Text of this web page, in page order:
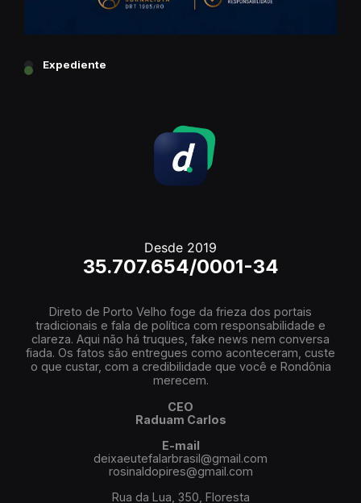
Expediente
Desde 2019
35.707.654/0001-34
Direto de Porto Velho foge da frieza dos portais
tradicionais e fala de política com responsabilidade e
clareza. Aqui não há truques, fake news nem conversa
fiada. Os fatos são entregues como aconteceram, custe
o que custar, com a credibilidade que você e Rondônia
merecem.
CEO
Raduam Carlos
E-mail
deixaeutefalarbrasil@gmail.com
rosinaldopires@gmail.com
Rua da Lua, 350, Floresta